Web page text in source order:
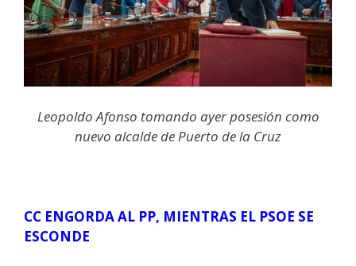
Leopoldo Afonso tomando ayer posesión como
nuevo alcalde de Puerto de la Cruz
CC ENGORDA AL PP, MIENTRAS EL PSOE SE
ESCONDE